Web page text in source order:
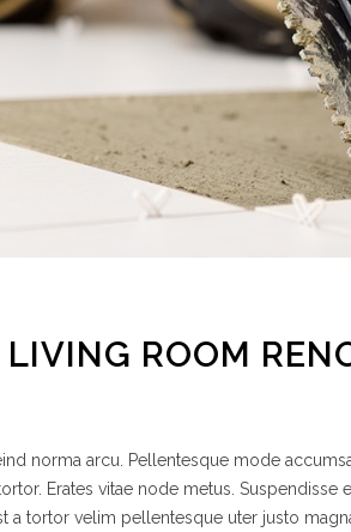
ROOM
norma arcu. Pellentesque mode
Erates vitae node metus. Suspendisse
a tortor velim pellentesque uter justo